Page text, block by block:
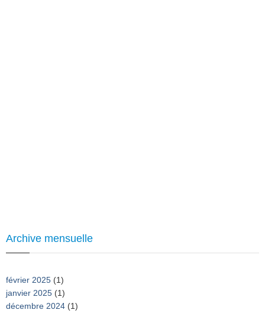
Archive mensuelle
février 2025 (1)
janvier 2025 (1)
décembre 2024 (1)